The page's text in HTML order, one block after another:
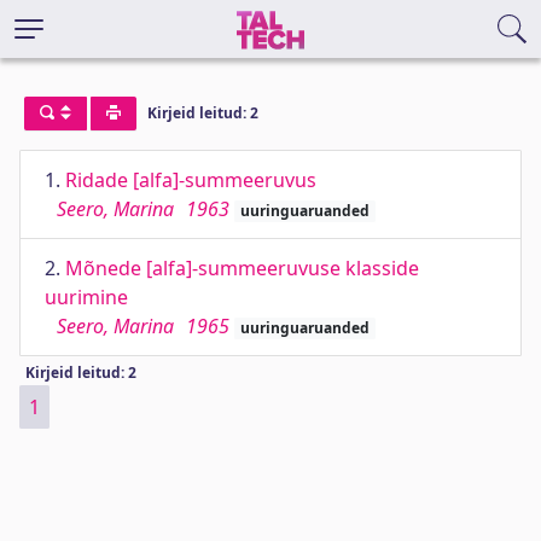
Kirjeid leitud: 2
1. Ridade [alfa]-summeeruvus
Seero, Marina 1963 uuringuaruanded
2. Mõnede [alfa]-summeeruvuse klasside
uurimine
Seero, Marina 1965 uuringuaruanded
Kirjeid leitud: 2
1